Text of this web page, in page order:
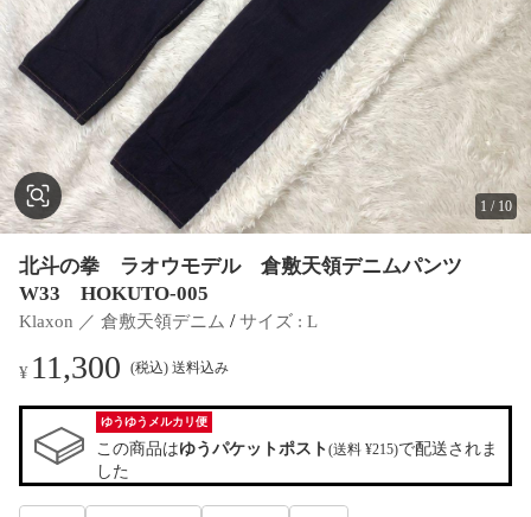
1 / 10
北斗の拳 ラオウモデル 倉敷天領デニムパンツ
W33 HOKUTO-005
Klaxon ／ 倉敷天領デニム / サイズ : L
¥ 11,300 (税込) 送料込み
ゆうゆうメルカリ便
この商品はゆうパケットポスト(送料 ¥215)で配送されま
した